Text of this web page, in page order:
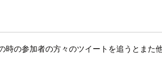
時の参加者の方々のツイートを追うとまた